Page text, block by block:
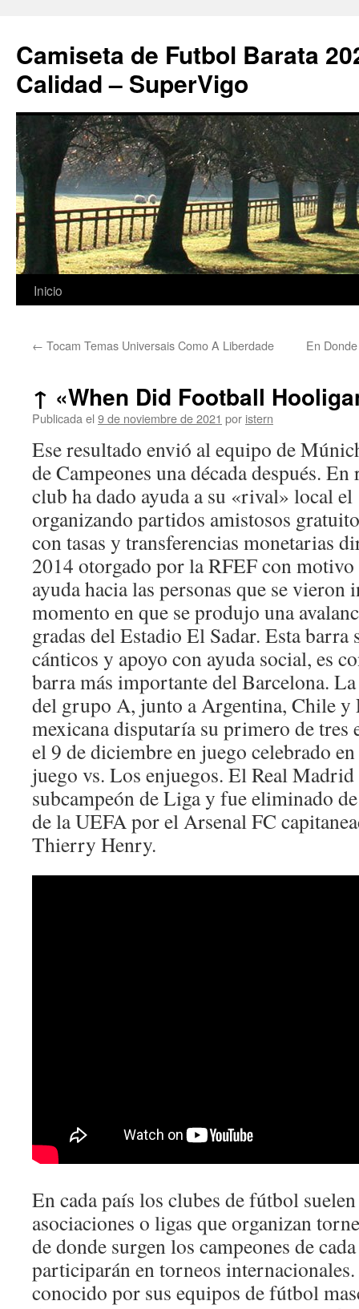
Camiseta de Futbol Barata
Calidad – SuperVigo
Saltar
contenido
Inicio
← Tocam Temas Universais Como A Liberdade En
↑ «When Did Football
Publicada el 9 de noviembre de 2021 por istern
Ese resultado envió al equipo de
de Campeones una década después.
club ha dado ayuda a su «rival» local
organizando partidos amistosos
con tasas y transferencias monetarias
2014 otorgado por la RFEF con motivo
ayuda hacia las personas que se vieron
momento en que se produjo una
gradas del Estadio El Sadar. Esta barra
cánticos y apoyo con ayuda social, es
barra más importante del Barcelona.
del grupo A, junto a Argentina, Chile y
mexicana disputaría su primero de tres
el 9 de diciembre en juego celebrado
juego vs. Los enjuegos. El Real
subcampeón de Liga y fue eliminado
de la UEFA por el Arsenal FC
Thierry Henry.
En cada país los clubes de fútbol
asociaciones o ligas que organizan
de donde surgen los campeones de
participarán en torneos
conocido por sus equipos de fútbol